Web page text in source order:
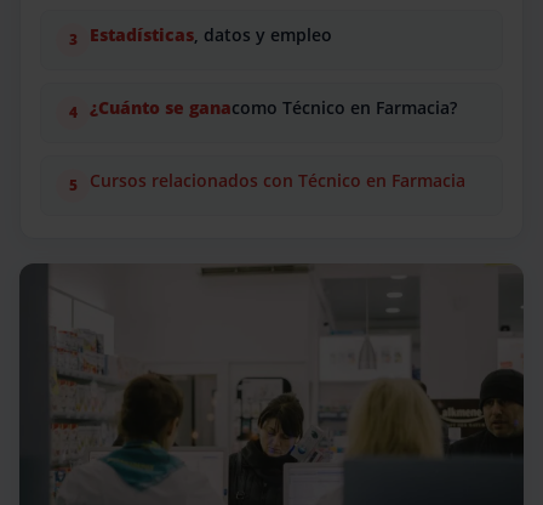
Estadísticas, datos y empleo
¿Cuánto se ganacomo Técnico en Farmacia?
Cursos relacionados con Técnico en Farmacia